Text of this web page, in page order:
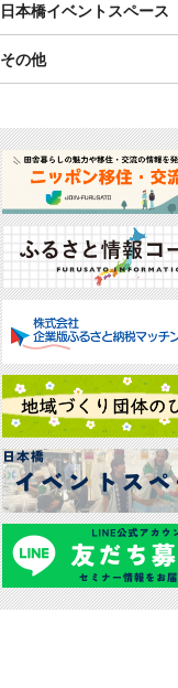
日本橋イベントスペース
その他